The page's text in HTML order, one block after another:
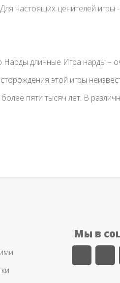
настоящих ценителей игры
Нарды длинные Игра нарды –
этой игры
пяти тысяч лет. В
Мы в